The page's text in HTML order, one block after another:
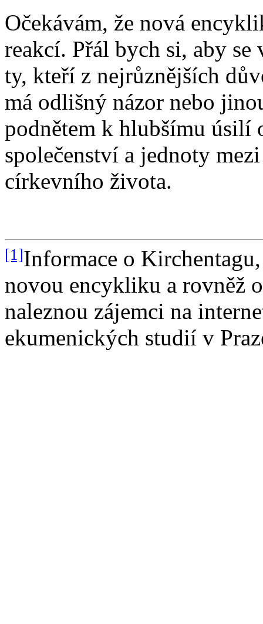
Očekávám, že nová
reakcí. Přál bych si, aby se
ty, kteří z nejrůznějších
má odlišný názor nebo
podnětem k hlubšímu úsilí
společenství a jednoty
církevního života.
[1]Informace o
novou encykliku a rovněž
naleznou zájemci na
ekumenických studií v